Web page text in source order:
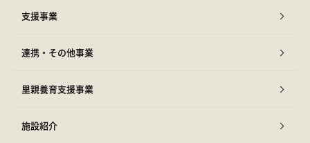
支援事業
連携・その他事業
里親養育支援事業
施設紹介